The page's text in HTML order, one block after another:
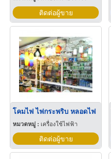
ติดต่อผู้ขาย
โคมไฟ ไฟกระพริบ หลอดไฟ
หมวดหมู่ : เครื่องใช้ไฟฟ้า
ติดต่อผู้ขาย